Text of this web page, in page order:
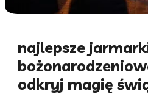
najlepsze
odkryj magię